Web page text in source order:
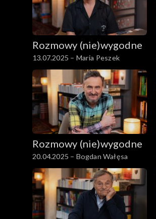
Rozmowy (nie)wygodne
13.07.2025 – Maria Peszek
Rozmowy (nie)wygodne
20.04.2025 – Bogdan Wałęsa